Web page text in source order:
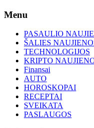
Skip
content
Menu
PASAULIO
ŠALIES
TECHNOLOGIJOS
KRIPTO
Finansai
AUTO
HOROSKOPAI
RECEPTAI
SVEIKATA
PASLAUGOS